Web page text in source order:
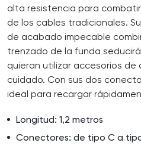
alta resistencia para
de los cables tradicionales.
de acabado impecable
trenzado de la funda
quieran utilizar accesorios de
cuidado. Con sus dos
ideal para recargar
Longitud: 1,2 metros
Conectores: de tipo C a